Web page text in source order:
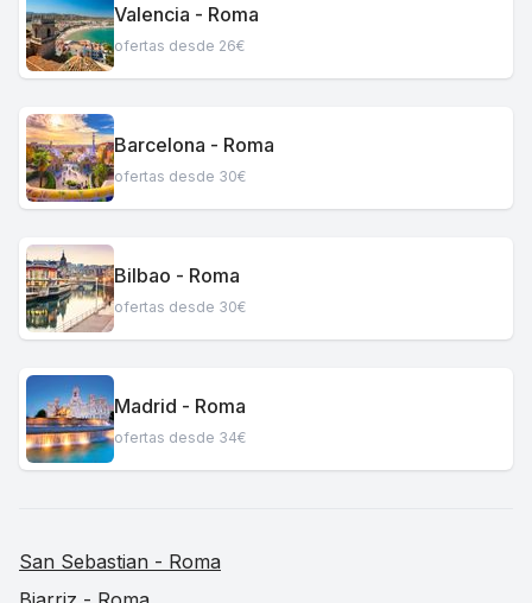
Valencia - Roma
ofertas desde 26€
Barcelona - Roma
ofertas desde 30€
Bilbao - Roma
ofertas desde 30€
Madrid - Roma
ofertas desde 34€
San Sebastian - Roma